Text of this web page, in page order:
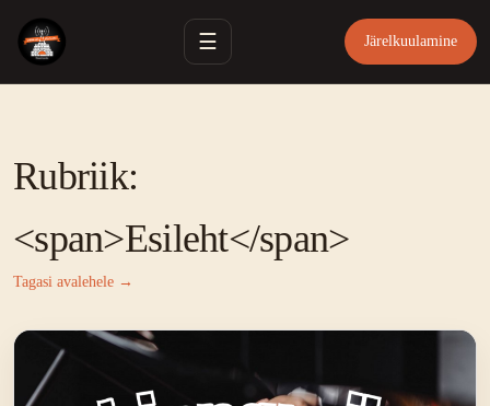
☰ Järelkuulamine
Rubriik:
<span>Esileht</span>
Tagasi avalehele →